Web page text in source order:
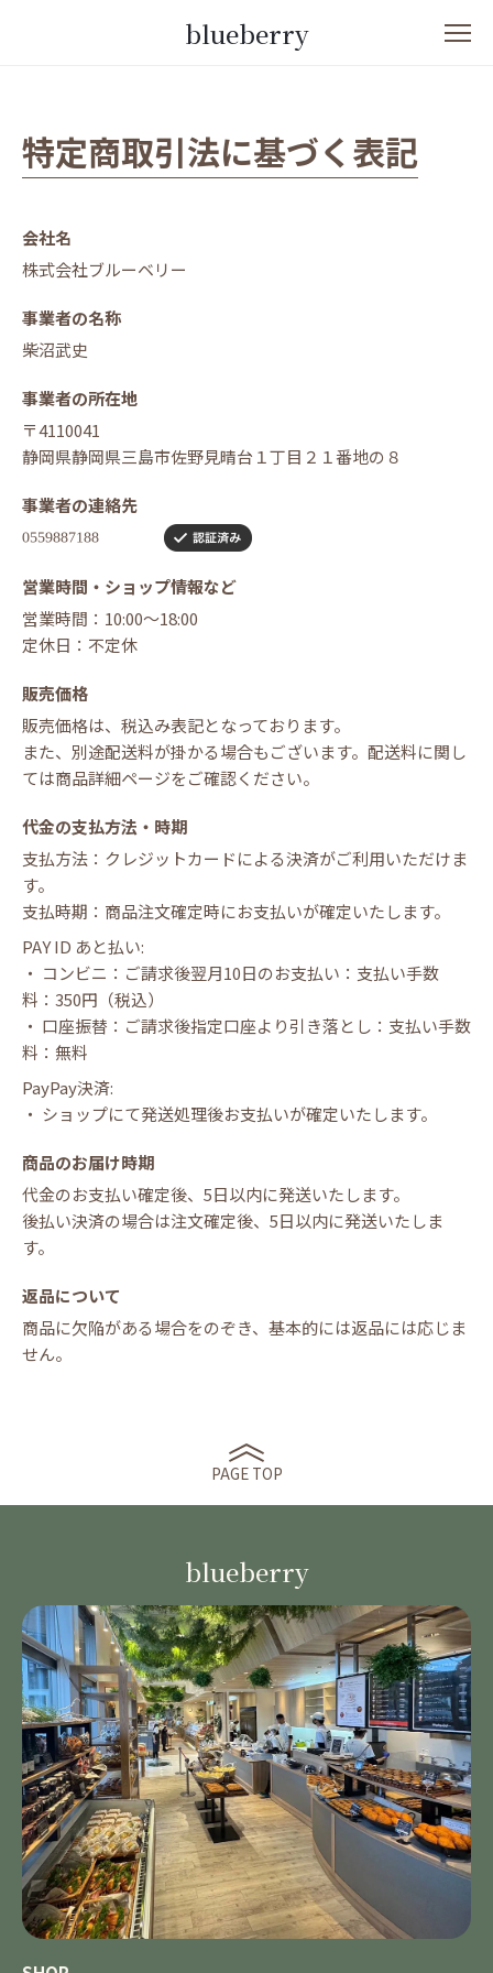
blueberry
特定商取引法に基づく表記
会社名
株式会社ブルーベリー
事業者の名称
柴沼武史
事業者の所在地
〒4110041
静岡県静岡県三島市佐野見晴台１丁目２１番地の８
事業者の連絡先
営業時間・ショップ情報など
営業時間：10:00～18:00
定休日：不定休
販売価格
販売価格は、税込み表記となっております。
また、別途配送料が掛かる場合もございます。配送料に関し
ては商品詳細ページをご確認ください。
代金の支払方法・時期
支払方法：クレジットカードによる決済がご利用いただけま
す。
支払時期：商品注文確定時にお支払いが確定いたします。
PAY ID あと払い:
・ コンビニ：ご請求後翌月10日のお支払い：支払い手数
料：350円（税込）
・ 口座振替：ご請求後指定口座より引き落とし：支払い手数
料：無料
PayPay決済:
・ ショップにて発送処理後お支払いが確定いたします。
商品のお届け時期
代金のお支払い確定後、5日以内に発送いたします。
後払い決済の場合は注文確定後、5日以内に発送いたしま
す。
返品について
商品に欠陥がある場合をのぞき、基本的には返品には応じま
せん。
PAGE TOP
blueberry